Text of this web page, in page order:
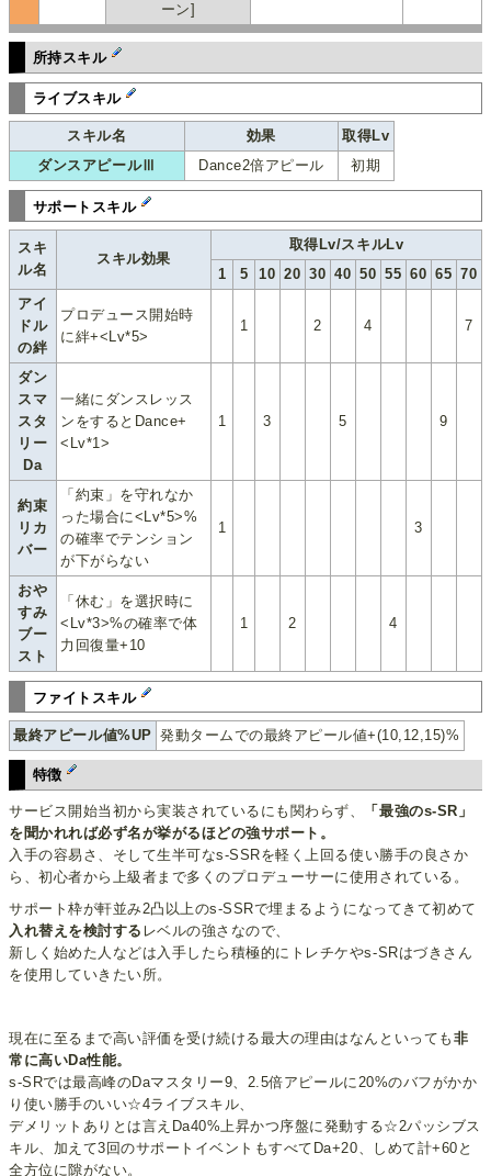
ーン]
所持スキル
ライブスキル
スキル名 効果
取得Lv
ダンスアピールⅢ
Dance2倍アピール 初期
サポートスキル
スキ
ル名
スキル効果
取得Lv/スキルLv
1
5 10 20 30 40 50 55 60 65 70
アイ
ドル
の絆
プロデュース開始時
に絆+<Lv*5>
1 2 4 7
ダン
スマ
スタ
リー
Da
一緒にダンスレッス
ンをするとDance+
<Lv*1>
1 3 5 9
約束
リカ
バー
「約束」を守れなか
った場合に<Lv*5>%
の確率でテンション
が下がらない
1 3
おや
すみ
ブー
スト
「休む」を選択時に
<Lv*3>%の確率で体
力回復量+10
1 2 4
ファイトスキル
最終アピール値%UP 発動タームでの最終アピール値+(10,12,15)%
特徴
サービス開始当初から実装されているにも関わらず、
「最強のs-SR」
を聞かれれば必ず名が挙がるほどの強サポート。
入手の容易さ、そして生半可なs-SSRを軽く上回る使い勝手の良さか
ら、初心者から上級者まで多くのプロデューサーに使用されている。
サポート枠が軒並み2凸以上のs-SSRで埋まるようになってきて初めて
入れ替えを検討する レベルの強さなので、
新しく始めた人などは入手したら積極的にトレチケやs-SRはづきさん
を使用していきたい所。
現在に至るまで高い評価を受け続ける最大の理由はなんといっても 非
常に高いDa性能。
s-SRでは最高峰のDaマスタリー9、2.5倍アピールに20%のバフがかか
り使い勝手のいい☆4ライブスキル、
デメリットありとは言えDa40%上昇かつ序盤に発動する☆2パッシブス
キル、加えて3回のサポートイベントもすべてDa+20、しめて計+60と
全方位に隙がない。